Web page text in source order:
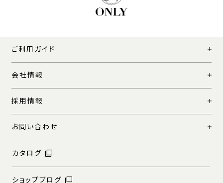
ご利用ガイド
会社情報
採用情報
お問い合わせ
カタログ
ショップブログ